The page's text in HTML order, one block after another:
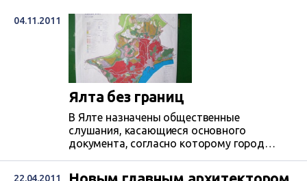
04.11.2011
Ялта без границ
В Ялте назначены общественные
слушания, касающиеся основного
документа, согласно которому город
22.04.2011